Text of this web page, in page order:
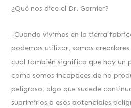
¿Qué nos dice el Dr. Garnier?
-Cuando vivimos en la tierra
podemos utilizar, somos
cual también significa que hay un
como somos incapaces de no
peligroso, algo que sucede
suprimirlos a esos potenciales